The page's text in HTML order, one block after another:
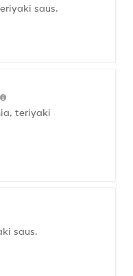
saus.
teriyaki
saus.